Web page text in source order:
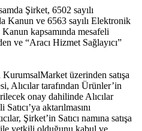
Şirket, 6502 sayılı
Kanun ve 6563 sayılı Elektronik
kapsamında mesafeli
ve “Aracı Hizmet Sağlayıcı”
üzerinden satışa
Alıcılar tarafından Ürünler’in
onay dahilinde Alıcılar
aktarılmasını
Şirket’in Satıcı namına satışa